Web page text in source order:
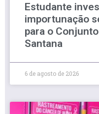
Estudante
importunação
para o
Santana
6 de agosto de 2026